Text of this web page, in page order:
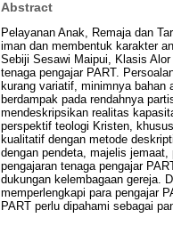
Abstract
Pelayanan Anak, Remaja dan
iman dan membentuk karakter
Sebiji Sesawi Maipui, Klasis
tenaga pengajar PART.
kurang variatif, minimnya bahan
berdampak pada rendahnya
mendeskripsikan realitas
perspektif teologi Kristen,
kualitatif dengan metode
dengan pendeta, majelis
pengajaran tenaga pengajar
dukungan kelembagaan gereja.
memperlengkapi para pengajar
PART perlu dipahami sebagai